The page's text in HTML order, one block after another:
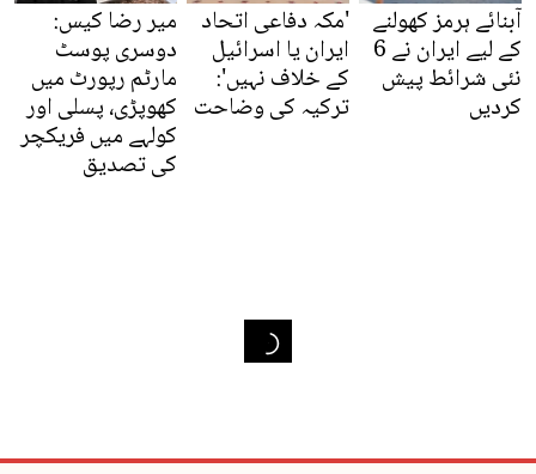
آبنائے ہرمز کھولنے
کے لیے ایران نے 6
نئی شرائط پیش
کردیں
'مکہ دفاعی اتحاد
ایران یا اسرائیل
کے خلاف نہیں':
ترکیہ کی وضاحت
میر رضا کیس:
دوسری پوسٹ
مارٹم رپورٹ میں
کھوپڑی، پسلی اور
کولہے میں فریکچر
کی تصدیق